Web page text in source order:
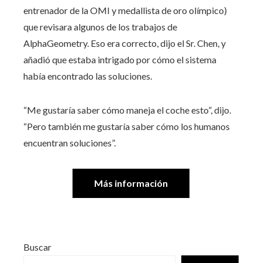
entrenador de la OMI y medallista de oro olímpico)
que revisara algunos de los trabajos de
AlphaGeometry. Eso era correcto, dijo el Sr. Chen, y
añadió que estaba intrigado por cómo el sistema
había encontrado las soluciones.
“Me gustaría saber cómo maneja el coche esto”, dijo.
“Pero también me gustaría saber cómo los humanos
encuentran soluciones”.
Más información
Buscar